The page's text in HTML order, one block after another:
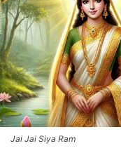
Jai Jai Siya Ram